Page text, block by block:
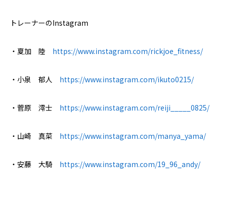
トレーナーのInstagram
・夏加 陸 https://www.instagram.com/rickjoe_fitness/
・小泉 郁人 https://www.instagram.com/ikuto0215/
・菅原 澪士 https://www.instagram.com/reiji_____0825/
・山崎 真菜 https://www.instagram.com/manya_yama/
・安藤 大騎 https://www.instagram.com/19_96_andy/